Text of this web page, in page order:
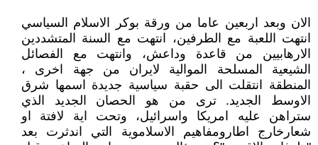
الان وبعد اربعين عاما من ورقة بوكر الاسلام السياسي
انتهت اللعبة مع الطرفين، انتهت مع السنة المتشددين
الارهابيين من قاعدة وداعش، وانتهت مع الفصائل
الشيعية المسلحة الموالية لايران من جهة اخرى ،
المنطقة انتقلت الى حقبة سياسية جديدة اسمها شرق
الاوسط الجديد. ترى من هو الحصان الجديد الذي
ستراهن عليه امريكا واسرائيل، وتحت اية لافتة او
شعارخارج اطارومفاهيم الاسلاموية التي اندثرت بعد